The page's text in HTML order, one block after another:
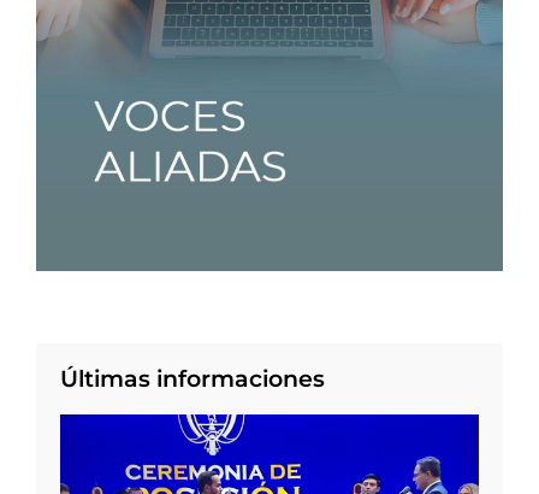
Últimas informaciones